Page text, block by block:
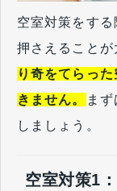
空室対策をす
押さえること
り奇をてらっ
きません。
ま
しましょう。
空室対策1